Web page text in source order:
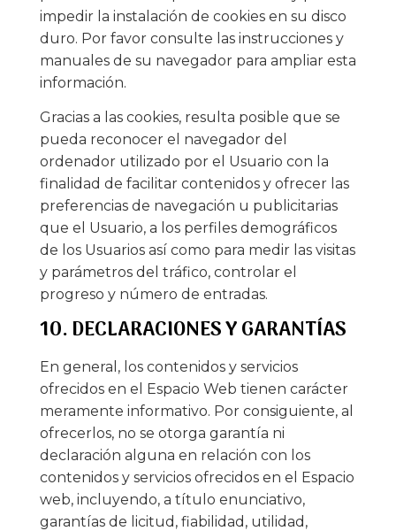
impedir la instalación de cookies en su disco
duro. Por favor consulte las instrucciones y
manuales de su navegador para ampliar esta
información.
Gracias a las cookies, resulta posible que se
pueda reconocer el navegador del
ordenador utilizado por el Usuario con la
finalidad de facilitar contenidos y ofrecer las
preferencias de navegación u publicitarias
que el Usuario, a los perfiles demográficos
de los Usuarios así como para medir las visitas
y parámetros del tráfico, controlar el
progreso y número de entradas.
10. DECLARACIONES Y GARANTÍAS
En general, los contenidos y servicios
ofrecidos en el Espacio Web tienen carácter
meramente informativo. Por consiguiente, al
ofrecerlos, no se otorga garantía ni
declaración alguna en relación con los
contenidos y servicios ofrecidos en el Espacio
web, incluyendo, a título enunciativo,
garantías de licitud, fiabilidad, utilidad,